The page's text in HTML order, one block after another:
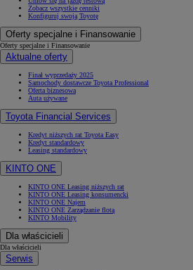
Zobacz wszystkie cenniki
Konfiguruj swoją Toyotę
Oferty specjalne i Finansowanie
Oferty specjalne i Finansowanie
Aktualne oferty
Finał wyprzedaży 2025
Samochody dostawcze Toyota Professional
Oferta biznesowa
Auta używane
Toyota Financial Services
Kredyt niższych rat Toyota Easy
Kredyt standardowy
Leasing standardowy
KINTO ONE
KINTO ONE Leasing niższych rat
KINTO ONE Leasing konsumencki
KINTO ONE Najem
KINTO ONE Zarządzanie flotą
KINTO Mobility
Dla właścicieli
Dla właścicieli
Serwis